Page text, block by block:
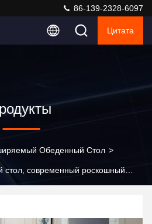
86-139-2328-6097
Цитата
Обеденный Стол >
стол, современный роскошный